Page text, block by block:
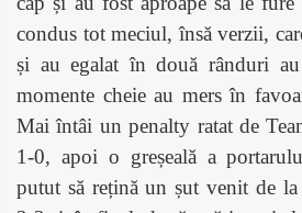
condus tot meciul, însă verzii,
și au egalat în două rânduri
momente cheie au mers în
Mai întâi un penalty ratat de
1-0, apoi o greșeală a
putut să rețină un șut venit de